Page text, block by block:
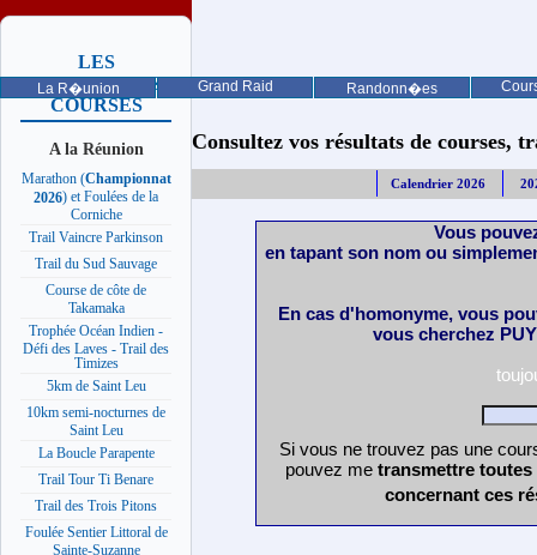
La R�union Grand Raid Randonn�es
LES
PROCHAINES
COURSES
A la Réunion
Marathon (Championnat
2026) et Foulées de la
Corniche
Trail Vaincre Parkinson
Trail du Sud Sauvage
Course de côte de
Takamaka
Trophée Océan Indien -
Défi des Laves - Trail des
Timizes
5km de Saint Leu
10km semi-nocturnes de
Saint Leu
La Boucle Parapente
Trail Tour Ti Benare
Trail des Trois Pitons
Foulée Sentier Littoral de
Sainte-Suzanne
Consultez vos résultats de courses,
Calendrier 2026
Vous
en tapant son nom ou
En cas d'homonyme, vous
vous cherchez
Si vous ne trouvez pas une
pouvez me transmettre
concernant ces